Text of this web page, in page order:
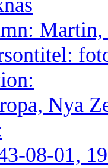
Martin,
Nya
08-01,